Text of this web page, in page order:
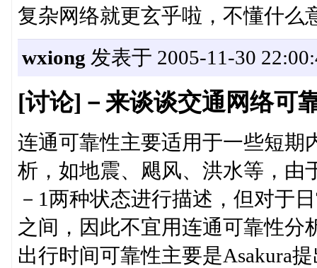
复杂网络就更玄乎啦，不懂什么
wxiong 发表于 2005-11-30
[讨论]－来谈谈交通网络可
连通可靠性主要适用于一些短期
析，如地震、飓风、洪水等，由
－1两种状态进行描述，但对于
之间，因此不宜用连通可靠性分
出行时间可靠性主要是Asakura